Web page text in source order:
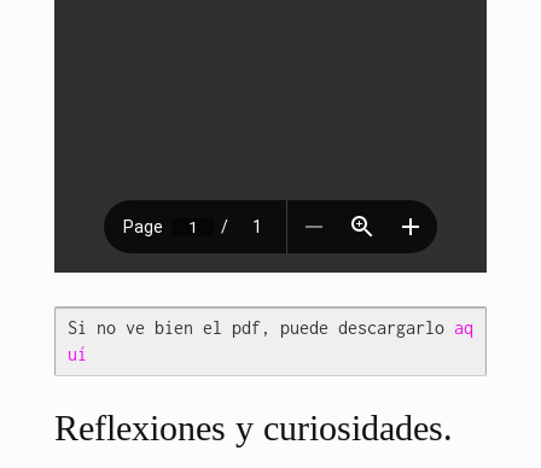
Si no ve bien el pdf, puede descargarlo aq
uí
Reflexiones y curiosidades.